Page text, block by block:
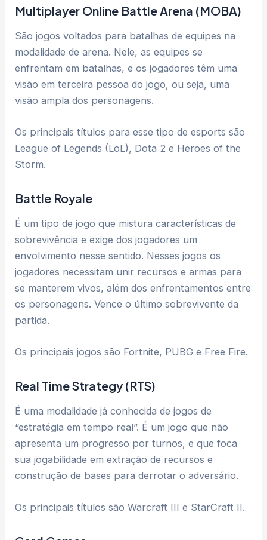
Multiplayer Online Battle Arena (MOBA)
São jogos voltados para batalhas de equipes na
modalidade de arena. Nele, as equipes se
enfrentam em batalhas, e os jogadores têm uma
visão em terceira pessoa do jogo, ou seja, uma
visão ampla dos personagens.
Os principais títulos para esse tipo de esports são
League of Legends (LoL), Dota 2 e Heroes of the
Storm.
Battle Royale
É um tipo de jogo que mistura características de
sobrevivência e exige dos jogadores um
envolvimento nesse sentido. Nesses jogos os
jogadores necessitam unir recursos e armas para
se manterem vivos, além dos enfrentamentos entre
os personagens. Vence o último sobrevivente da
partida.
Os principais jogos são Fortnite, PUBG e Free Fire.
Real Time Strategy (RTS)
É uma modalidade já conhecida de jogos de
“estratégia em tempo real”. É um jogo que não
apresenta um progresso por turnos, e que foca
sua jogabilidade em extração de recursos e
construção de bases para derrotar o adversário.
Os principais títulos são Warcraft III e StarCraft II.